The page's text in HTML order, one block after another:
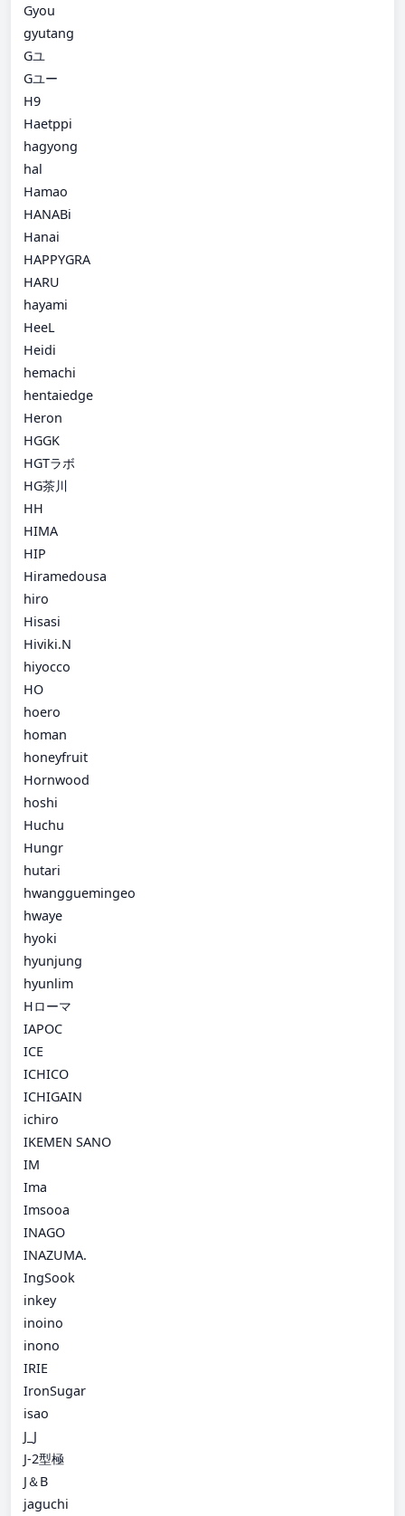
Gyou
gyutang
Gユ
Gユー
H9
Haetppi
hagyong
hal
Hamao
HANABi
Hanai
HAPPYGRA
HARU
hayami
HeeL
Heidi
hemachi
hentaiedge
Heron
HGGK
HGTラボ
HG茶川
HH
HIMA
HIP
Hiramedousa
hiro
Hisasi
Hiviki.N
hiyocco
HO
hoero
homan
honeyfruit
Hornwood
hoshi
Huchu
Hungr
hutari
hwangguemingeo
hwaye
hyoki
hyunjung
hyunlim
Hローマ
IAPOC
ICE
ICHICO
ICHIGAIN
ichiro
IKEMEN SANO
IM
Ima
Imsooa
INAGO
INAZUMA.
IngSook
inkey
inoino
inono
IRIE
IronSugar
isao
J_J
J-2型極
J＆B
jaguchi